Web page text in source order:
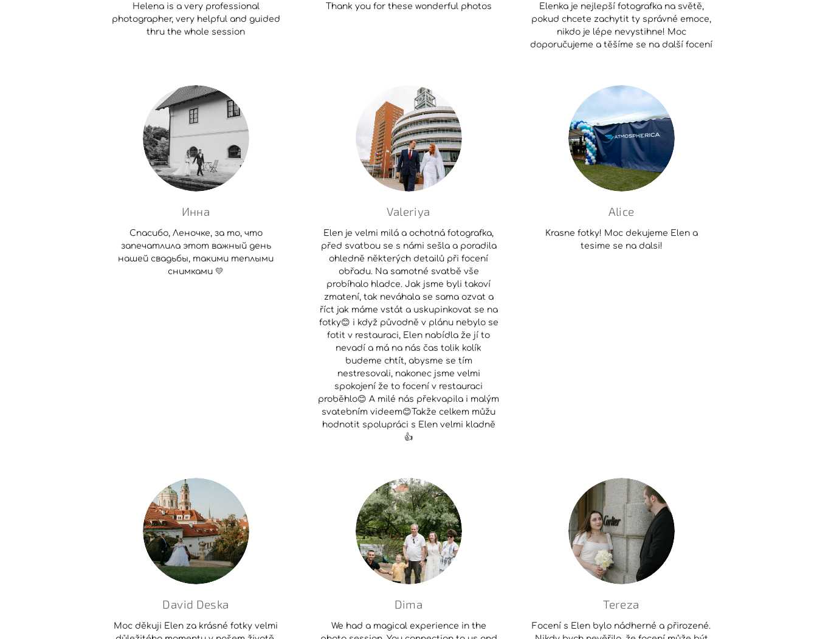
Helena is a very professional
photographer, very helpful and guided
thru the whole session
Thank you for these wonderful photos
Elenka je nejlepší fotografka na světě,
pokud chcete zachytit ty správné emoce,
nikdo je lépe nevystihne! Moc
doporučujeme a těšíme se na další focení
Инна
Спасибо, Леночке, за то, что
запечатлила этот важный день
нашей свадьбы, такими теплыми
снимками 💛
Valeriya
Elen je velmi milá a ochotná fotografka,
před svatbou se s námi sešla a poradila
ohledně některých detailů při focení
obřadu. Na samotné svatbě vše
probíhalo hladce. Jak jsme byli takoví
zmatení, tak neváhala se sama ozvat a
říct jak máme vstát a uskupinkovat se na
fotky😊 i když původně v plánu nebylo se
fotit v restauraci, Elen nabídla že jí to
nevadí a má na nás čas tolik kolík
budeme chtít, abysme se tím
nestresovali, nakonec jsme velmi
spokojení že to focení v restauraci
proběhlo😊 A milé nás překvapila i malým
svatebním videem😊Takže celkem můžu
hodnotit spolupráci s Elen velmi kladně
👍
Alice
Krasne fotky! Moc dekujeme Elen a
tesime se na dalsi!
David Deska
Moc děkuji Elen za krásné fotky velmi
Dima
We had a magical experience in the
Tereza
Focení s Elen bylo nádherné a přirozené.